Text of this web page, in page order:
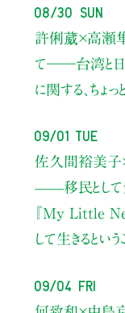
08/30 Sun
許俐葳×高瀬
て――台湾と
に関する、ちょ
09/01 Tue
佐久間裕美子×
——移民として生
『My Little
して生きるとい
09/04 Fri